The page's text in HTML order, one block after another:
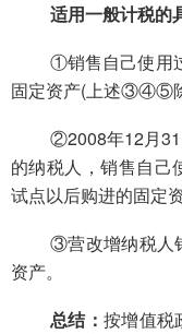
适用一般计税的
①销售自己使用
固定资产(上述③④⑤
②2008年12月31
的纳税人，销售自己
试点以后购进的固定
③营改增纳税人
资产。
总结：按增值税